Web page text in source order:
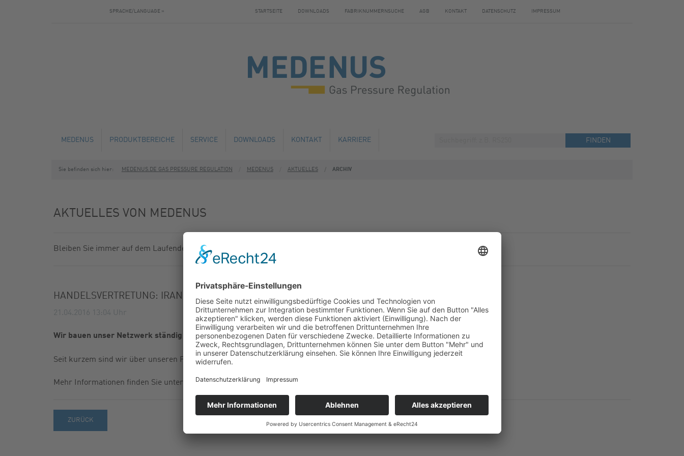
SPRACHE/LANGUAGE » STARTSEITE DOWNLOADS FABRIKNUMMERNSUCHE AGB KONTAKT DATENSCHUTZ IMPRESSUM
MEDENUS
AKTUELLES
PRODUKTBEREICHE
GASDRUCKREGLER
SICHERHEITSABBLASEVENTILE
SERVICE
TECHNISCHE ÄNDERUNG
SCHULUNGEN
NEWSLETTER
KATALOG
DOWNLOADS KONTAKT
ÜBERNACHTUNGSMÖGLICHKEITEN
KARRIERE
AUSBILDUNG
Sie befinden sich hier: MEDENUS.DE GAS PRESSURE REGULATION MEDENUS AKTUELLES ARCHIV
AKTUELLES VON MEDENUS
Bleiben Sie immer auf dem Laufenden.
HANDELSVERTRETUNG: IRAN
21.04.2016 13:04 Uhr
Wir bauen unser Netzwerk ständig aus.
Seit kurzem sind wir über unseren Partner Fidar Tejarat Atrin Co., Ltd.
Mehr Informationen finden Sie unter Kontakt
ZURÜCK